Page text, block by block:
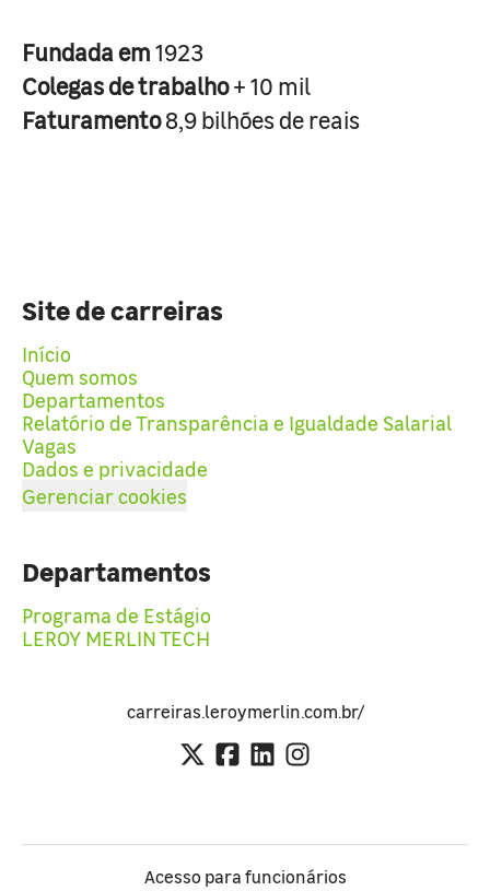
Fundada em1923
Colegas de trabalho+ 10 mil
Faturamento8,9 bilhões de reais
Site de carreiras
Início
Quem somos
Departamentos
Relatório de Transparência e Igualdade Salarial
Vagas
Dados e privacidade
Gerenciar cookies
Departamentos
Programa de Estágio
LEROY MERLIN TECH
carreiras.leroymerlin.com.br/
Acesso para funcionários